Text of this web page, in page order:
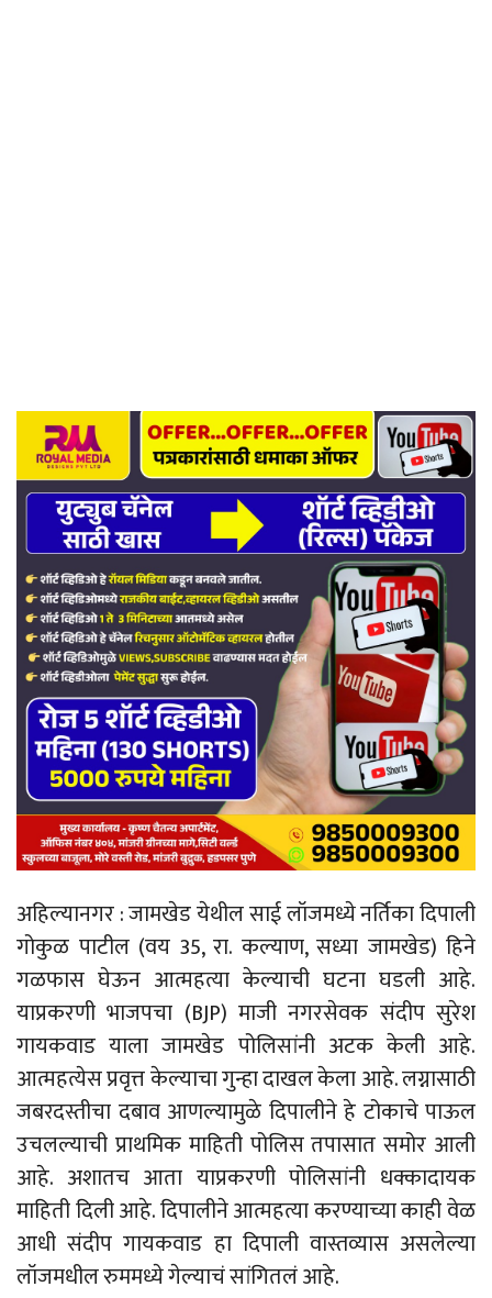
अहिल्यानगर : जामखेड येथील साई लॉजमध्ये नर्तिका दिपाली
गोकुळ पाटील (वय 35, रा. कल्याण, सध्या जामखेड) हिने
गळफास घेऊन आत्महत्या केल्याची घटना घडली आहे.
याप्रकरणी भाजपचा (BJP) माजी नगरसेवक संदीप सुरेश
गायकवाड याला जामखेड पोलिसांनी अटक केली आहे.
आत्महत्येस प्रवृत्त केल्याचा गुन्हा दाखल केला आहे. लग्नासाठी
जबरदस्तीचा दबाव आणल्यामुळे दिपालीने हे टोकाचे पाऊल
उचलल्याची प्राथमिक माहिती पोलिस तपासात समोर आली
आहे. अशातच आता याप्रकरणी पोलिसांनी धक्कादायक
माहिती दिली आहे. दिपालीने आत्महत्या करण्याच्या काही वेळ
आधी संदीप गायकवाड हा दिपाली वास्तव्यास असलेल्या
लॉजमधील रुममध्ये गेल्याचं सांगितलं आहे.